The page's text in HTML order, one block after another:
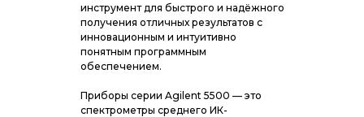
инструмент для быстрого и надёжного
получения отличных результатов с
инновационным и интуитивно
понятным программным
обеспечением.
Приборы серии Agilent 5500 — это
спектрометры среднего ИК-